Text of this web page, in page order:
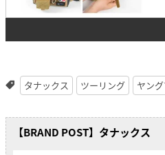
タナックス ツーリング ヤン
【BRAND POST】タナックス